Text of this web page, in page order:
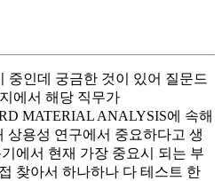
중인데 궁금한 것이 있어 질문드
에서 해당 직무가
MATERIAL ANALYSIS에 속해
상용성 연구에서 중요하다고 생
에서 현재 가장 중요시 되는 부
찾아서 하나하나 다 테스트 한